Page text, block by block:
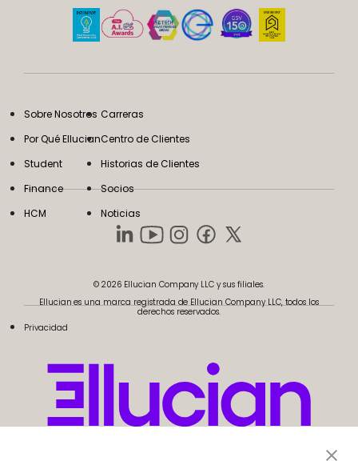
Sobre Nosotros
Por Qué Ellucian
Student
Finance
HCM
Carreras
Centro de Clientes
Historias de Clientes
Socios
Noticias
© 2026 Ellucian Company LLC y sus filiales.
Ellucian es una marca registrada de Ellucian Company LLC, todos los
derechos reservados.
Privacidad